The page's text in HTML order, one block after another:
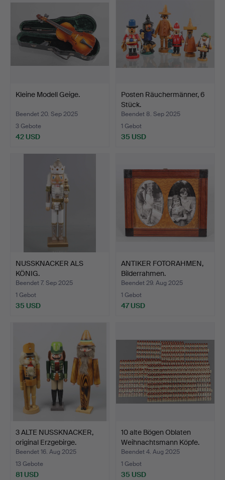
Kleine Modell Geige.
Beendet 20. Sep 2025
3 Gebote
42 USD
Posten Räuchermänner, 6
Stück.
Beendet 8. Sep 2025
1 Gebot
35 USD
NUSSKNACKER ALS
KÖNIG.
Beendet 7. Sep 2025
1 Gebot
35 USD
ANTIKER FOTORAHMEN,
Bilderrahmen.
Beendet 29. Aug 2025
1 Gebot
47 USD
3 ALTE NUSSKNACKER,
original Erzgebirge.
Beendet 16. Aug 2025
13 Gebote
81 USD
10 alte Bögen Oblaten
Weihnachtsmann Köpfe.
Beendet 4. Aug 2025
1 Gebot
35 USD